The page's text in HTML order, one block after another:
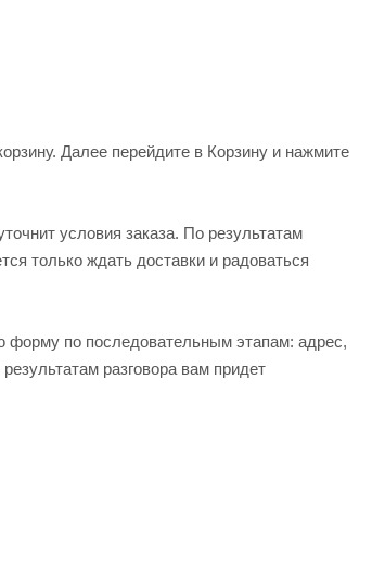
Далее перейдите в Корзину и нажмите
условия заказа. По результатам
только ждать доставки и радоваться
по последовательным этапам: адрес,
разговора вам придет